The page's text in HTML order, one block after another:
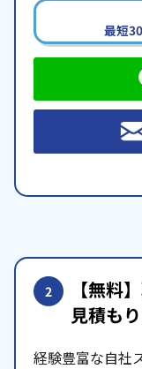
最短
2 【無料
見積もり
経験豊富な自社